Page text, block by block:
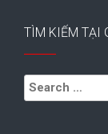
TÌM KIẾM TẠI
Search
for: